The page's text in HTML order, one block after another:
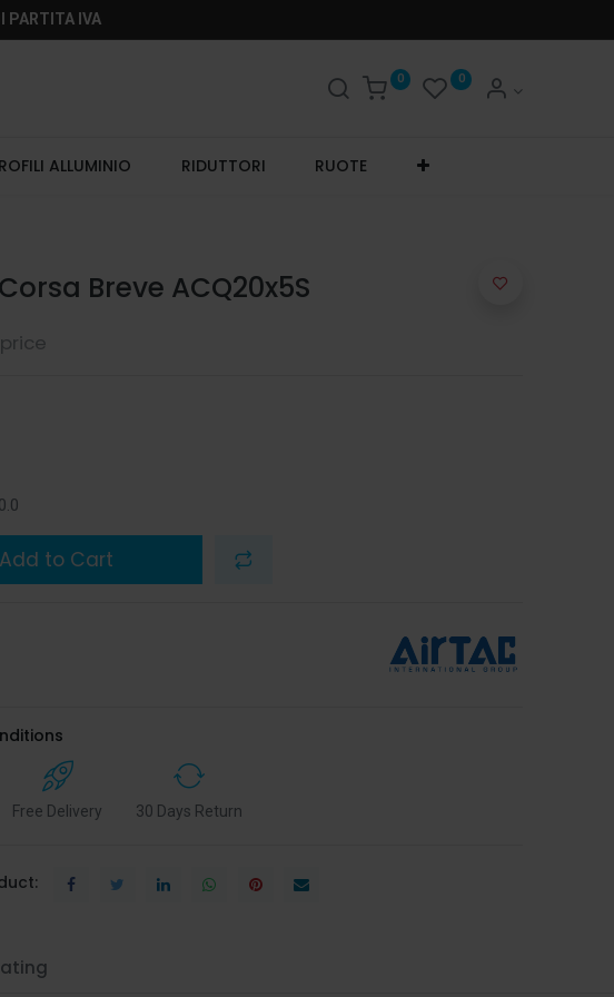
PARTITA IVA
0 0
ALLUMINIO RIDUTTORI RUOTE
Breve ACQ20x5S
0.0
Add to Cart
Free Delivery 30 Days Return